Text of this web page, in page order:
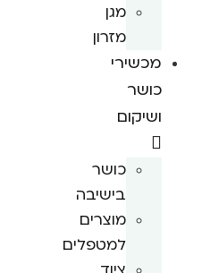
מגן
מזרון
מכשירי
כושר
ושיקום
כושר
בישיבה
מוצרים
למטפלים